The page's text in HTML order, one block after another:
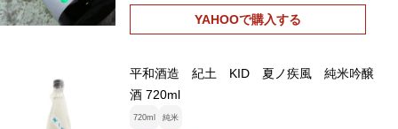
YAHOOで購入する
平和酒造 紀土 KID 夏ノ疾風 純米吟醸
酒 720ml
720ml 純米